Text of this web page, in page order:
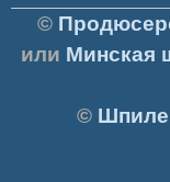
©
или Минская
©